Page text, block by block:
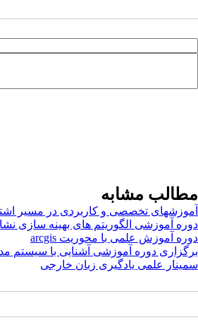
مطالب مشابه
آموزشهای تخصصی و کاربردی در مسیر
دوره آموزشی الگوریتم های بهینه سازی
دوره آموزش علمی با محوریت arcgis
برگزاری دوره آموزشی آشنایی با سیستم
سمینار علمی یادگیری زبان خارجی